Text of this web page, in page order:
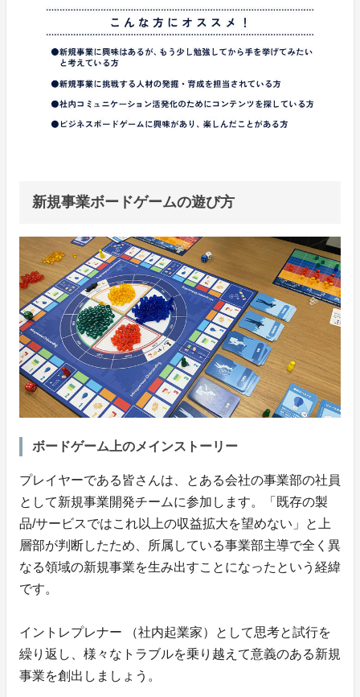
新規事業ボードゲームの遊び方
ボードゲーム上のメインストーリー
プレイヤーである皆さんは、とある会社の事業部の社員
として新規事業開発チームに参加します。「既存の製
品/サービスではこれ以上の収益拡大を望めない」と上
層部が判断したため、所属している事業部主導で全く異
なる領域の新規事業を生み出すことになったという経緯
です。
イントレプレナー （社内起業家）として思考と試行を
繰り返し、様々なトラブルを乗り越えて意義のある新規
事業を創出しましょう。